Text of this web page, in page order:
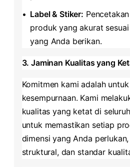
• ​Label & Stiker:​
produk yang akurat
yang Anda berikan.
​3. Jaminan Kualitas yang
Komitmen kami adalah
kesempurnaan. Kami
kualitas yang ketat di
untuk memastikan setiap
dimensi yang Anda
struktural, dan standar